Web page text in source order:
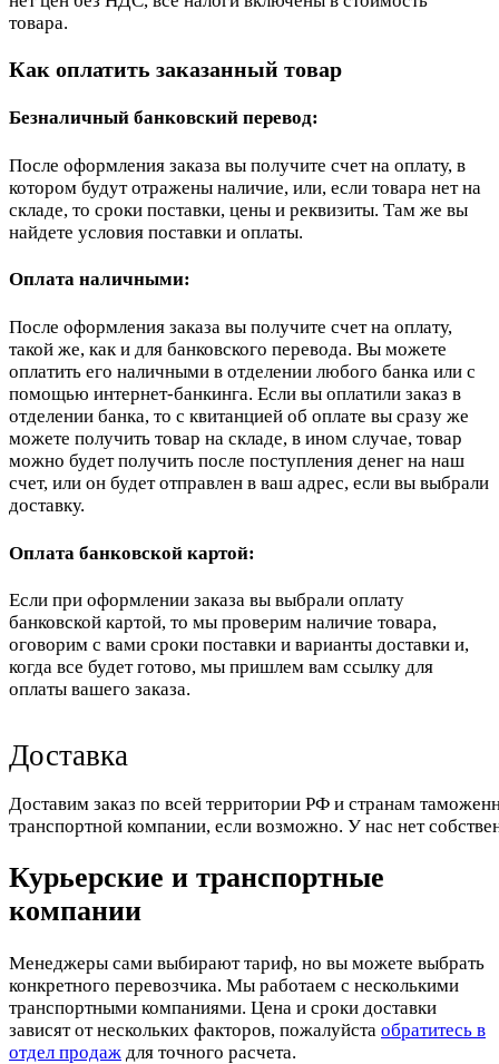
товара.
Как оплатить заказанный товар
Безналичный банковский перевод:
После оформления заказа вы получите счет на оплату, в
котором будут отражены наличие, или, если товара нет на
складе, то сроки поставки, цены и реквизиты. Там же вы
найдете условия поставки и оплаты.
Оплата наличными:
После оформления заказа вы получите счет на оплату,
такой же, как и для банковского перевода. Вы можете
оплатить его наличными в отделении любого банка или с
помощью интернет-банкинга. Если вы оплатили заказ в
отделении банка, то с квитанцией об оплате вы сразу же
можете получить товар на складе, в ином случае, товар
можно будет получить после поступления денег на наш
счет, или он будет отправлен в ваш адрес, если вы выбрали
доставку.
Оплата банковской картой:
Если при оформлении заказа вы выбрали оплату
банковской картой, то мы проверим наличие товара,
оговорим с вами сроки поставки и варианты доставки и,
когда все будет готово, мы пришлем вам ссылку для
оплаты вашего заказа.
Доставка
Доставим заказ по всей территории РФ и странам
транспортной компании, если возможно. У нас нет
Курьерские и транспортные
компании
Менеджеры сами выбирают тариф, но вы можете выбрать
конкретного перевозчика. Мы работаем с несколькими
транспортными компаниями. Цена и сроки доставки
зависят от нескольких факторов, пожалуйста обратитесь в
отдел продаж для точного расчета.